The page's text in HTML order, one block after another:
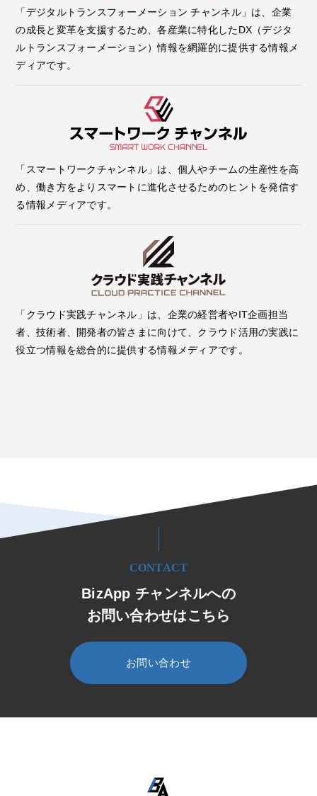
「デジタルトランスフォーメーション チャンネル」は、企業
の成長と変革を支援するため、各産業に特化したDX（デジタ
ルトランスフォーメーション）情報を網羅的に提供する情報メ
ディアです。
「スマートワークチャンネル」は、個人やチームの生産性を高
め、働き方をよりスマートに進化させるためのヒントを発信す
る情報メディアです。
「クラウド実践チャンネル」は、企業の経営者やIT企画担当
者、技術者、開発者の皆さまに向けて、クラウド活用の実践に
役立つ情報を総合的に提供する情報メディアです。
CONTACT
BizApp チャンネルへの
お問い合わせはこちら
お問い合わせ